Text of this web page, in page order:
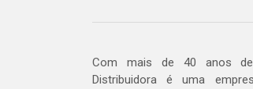
Com mais de 40 anos
Distribuidora é uma